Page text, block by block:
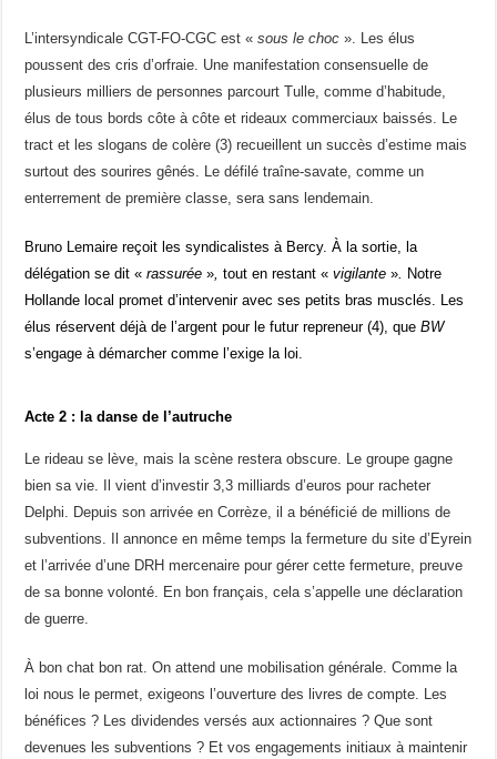
L’intersyndicale CGT-FO-CGC est «sous le choc ». Les élus
poussent des cris d’orfraie. Une manifestation consensuelle de
plusieurs milliers de personnes parcourt Tulle, comme d’habitude,
élus de tous bords côte à côte et rideaux commerciaux baissés. Le
tract et les slogans de colère (3) recueillent un succès d’estime mais
surtout des sourires gênés. Le défilé traîne-savate, comme un
enterrement de première classe, sera sans lendemain.
Bruno Lemaire reçoit les syndicalistes à Bercy. À la sortie, la
délégation se dit «rassurée » ,tout en restant «vigilante »
Notre
Hollande local promet d’intervenir avec ses petits bras musclés. Les
élus réservent déjà de l’argent pour le futur repreneur (4), queBW
s’engage à démarcher comme l’exige la loi.
Acte 2 : la danse de l’autruche
Le rideau se lève, mais la scène restera obscure. Le groupe gagne
bien sa vie. Il vient d’investir 3,3 milliards d’euros pour racheter
Delphi. Depuis son arrivée en Corrèze, il a bénéficié de millions de
subventions. Il annonce en même temps la fermeture du site d’Eyrein
et l’arrivée d’une DRH mercenaire pour gérer cette fermeture, preuve
de sa bonne volonté. En bon français, cela s’appelle une déclaration
de guerre.
À bon chat bon rat. On attend une mobilisation générale. Comme la
loi nous le permet, exigeons l’ouverture des livres de compte. Les
bénéfices ? Les dividendes versés aux actionnaires ? Que sont
devenues les subventions ? Et vos engagements initiaux à maintenir